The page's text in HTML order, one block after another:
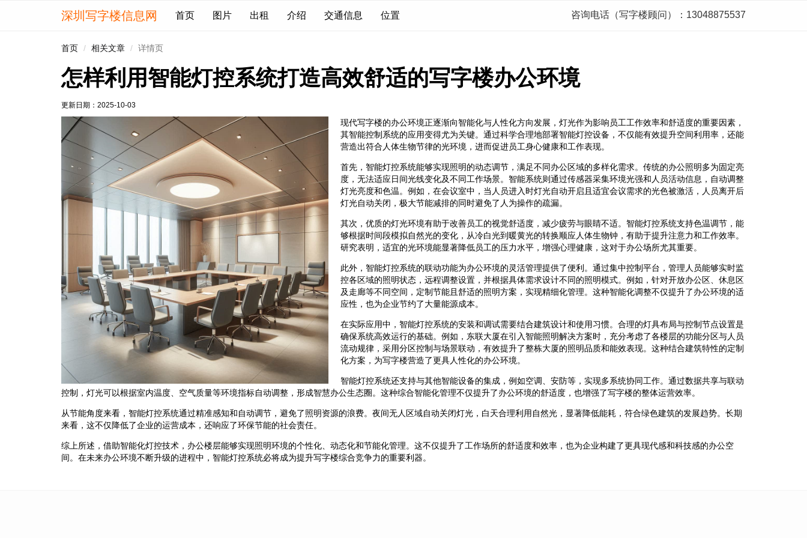
深圳写字楼信息网 首页 图片 出租 介绍 交通信息 位置 咨询电话（写字楼顾问）：13048875537
首页 相关文章 详情页
怎样利用智能灯控系统打造高效舒适的写字楼办公环境
更新日期： 2025-10-03
现代写字楼的办公环境正逐渐向智能化与人性化方向发展，灯光作为影响员工工作效率和舒适度的重要因素，
其智能控制系统的应用变得尤为关键。通过科学合理地部署智能灯控设备，不仅能有效提升空间利用率，还能
营造出符合人体生物节律的光环境，进而促进员工身心健康和工作表现。
首先，智能灯控系统能够实现照明的动态调节，满足不同办公区域的多样化需求。传统的办公照明多为固定亮
度，无法适应日间光线变化及不同工作场景。智能系统则通过传感器采集环境光强和人员活动信息，自动调整
灯光亮度和色温。例如，在会议室中，当人员进入时灯光自动开启且适宜会议需求的光色被激活，人员离开后
灯光自动关闭，极大节能减排的同时避免了人为操作的疏漏。
其次，优质的灯光环境有助于改善员工的视觉舒适度，减少疲劳与眼睛不适。智能灯控系统支持色温调节，能
够根据时间段模拟自然光的变化，从冷白光到暖黄光的转换顺应人体生物钟，有助于提升注意力和工作效率。
研究表明，适宜的光环境能显著降低员工的压力水平，增强心理健康，这对于办公场所尤其重要。
此外，智能灯控系统的联动功能为办公环境的灵活管理提供了便利。通过集中控制平台，管理人员能够实时监
控各区域的照明状态，远程调整设置，并根据具体需求设计不同的照明模式。例如，针对开放办公区、休息区
及走廊等不同空间，定制节能且舒适的照明方案，实现精细化管理。这种智能化调整不仅提升了办公环境的适
应性，也为企业节约了大量能源成本。
在实际应用中，智能灯控系统的安装和调试需要结合建筑设计和使用习惯。合理的灯具布局与控制节点设置是
确保系统高效运行的基础。例如，东联大厦在引入智能照明解决方案时，充分考虑了各楼层的功能分区与人员
流动规律，采用分区控制与场景联动，有效提升了整栋大厦的照明品质和能效表现。这种结合建筑特性的定制
化方案，为写字楼营造了更具人性化的办公环境。
智能灯控系统还支持与其他智能设备的集成，例如空调、安防等，实现多系统协同工作。通过数据共享与联动
控制，灯光可以根据室内温度、空气质量等环境指标自动调整，形成智慧办公生态圈。这种综合智能化管理不仅提升了办公环境的舒适度，也增强了写字楼的整体运营效率。
从节能角度来看，智能灯控系统通过精准感知和自动调节，避免了照明资源的浪费。夜间无人区域自动关闭灯光，白天合理利用自然光，显著降低能耗，符合绿色建筑的发展趋势。长期
来看，这不仅降低了企业的运营成本，还响应了环保节能的社会责任。
综上所述，借助智能化灯控技术，办公楼层能够实现照明环境的个性化、动态化和节能化管理。这不仅提升了工作场所的舒适度和效率，也为企业构建了更具现代感和科技感的办公空
间。在未来办公环境不断升级的进程中，智能灯控系统必将成为提升写字楼综合竞争力的重要利器。